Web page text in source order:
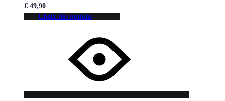
€ 49,90
Choix des options